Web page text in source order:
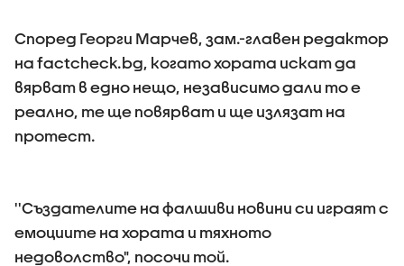
Според Георги Марчев, зам.-главен редактор
на factcheck.bg, когато хората искат да
вярват в едно нещо, независимо дали то е
реално, те ще повярват и ще излязат на
протест.
''Създателите на фалшиви новини си играят с
емоциите на хората и тяхното
недоволство", посочи той.